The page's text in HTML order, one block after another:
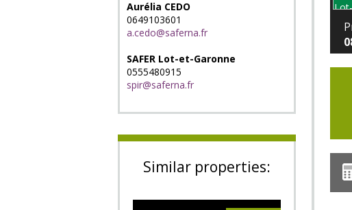
Aurélia CEDO
0649103601
a.cedo@saferna.fr
SAFER Lot-et-Garonne
0555480915
spir@saferna.fr
Similar properties: